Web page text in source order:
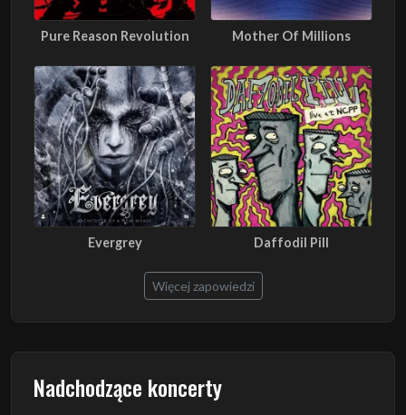
Pure Reason Revolution Mother Of Millions
Evergrey Daffodil Pill
Więcej zapowiedzi
Nadchodzące koncerty